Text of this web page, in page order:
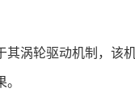
涡轮驱动机制，该